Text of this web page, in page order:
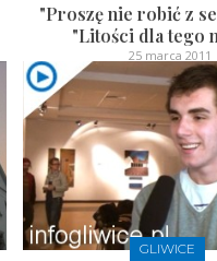
"Proszę nie robić z
"Litości dla tego
25 marca 2011
GLIWICE